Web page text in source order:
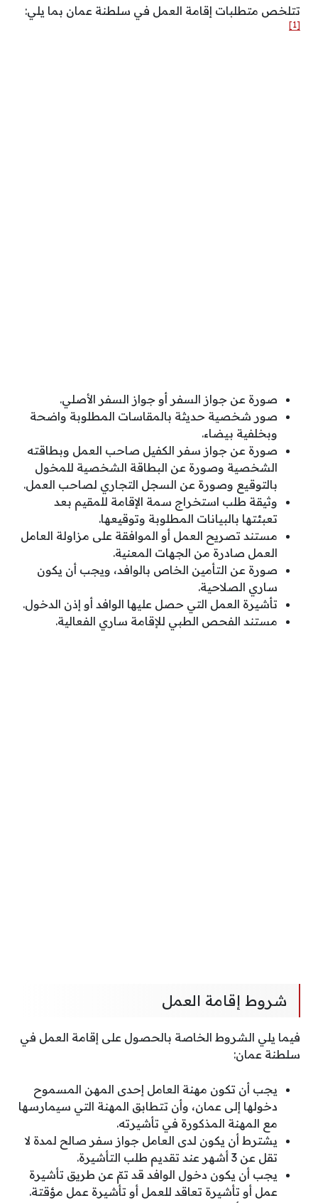
تتلخص متطلبات إقامة العمل في سلطنة عمان بما يلي:
[1]
صورة عن جواز السفر أو جواز السفر الأصلي.
صور شخصية حديثة بالمقاسات المطلوبة واضحة
وبخلفية بيضاء.
صورة عن جواز سفر الكفيل صاحب العمل وبطاقته
الشخصية وصورة عن البطاقة الشخصية للمخول
بالتوقيع وصورة عن السجل التجاري لصاحب العمل.
وثيقة طلب استخراج سمة الإقامة للمقيم بعد
تعبئتها بالبيانات المطلوبة وتوقيعها.
مستند تصريح العمل أو الموافقة على مزاولة العامل
العمل صادرة من الجهات المعنية.
صورة عن التأمين الخاص بالوافد، ويجب أن يكون
ساري الصلاحية.
تأشيرة العمل التي حصل عليها الوافد أو إذن الدخول.
مستند الفحص الطبي للإقامة ساري الفعالية.
شروط إقامة العمل
فيما يلي الشروط الخاصة بالحصول على إقامة العمل في
سلطنة عمان:
يجب أن تكون مهنة العامل إحدى المهن المسموح
دخولها إلى عمان، وأن تتطابق المهنة التي سيمارسها
مع المهنة المذكورة في تأشيرته.
يشترط أن يكون لدى العامل جواز سفر صالح لمدة لا
تقل عن 3 أشهر عند تقديم طلب التأشيرة.
يجب أن يكون دخول الوافد قد تمّ عن طريق تأشيرة
عمل أو تأشيرة تعاقد للعمل أو تأشيرة عمل مؤقتة.